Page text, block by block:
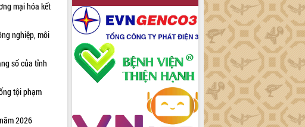
mại hóa kết
nghiệp, môi
số của tỉnh
tội phạm
2026